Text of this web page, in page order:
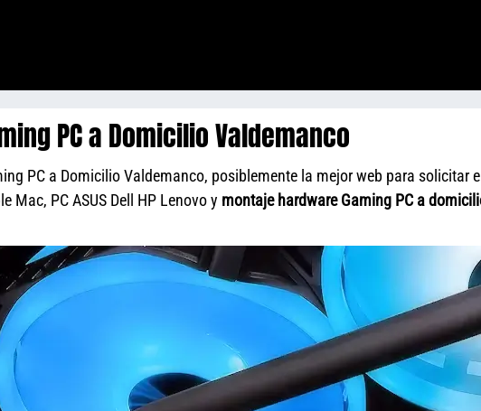
PC a Domicilio Valdemanco
PC a Domicilio Valdemanco, posiblemente la mejor web para solicitar
Mac, PC ASUS Dell HP Lenovo y montaje hardware Gaming PC a